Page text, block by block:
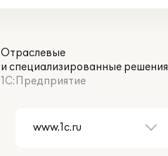
Отраслевые
и специализированные решения
1С:Предприятие